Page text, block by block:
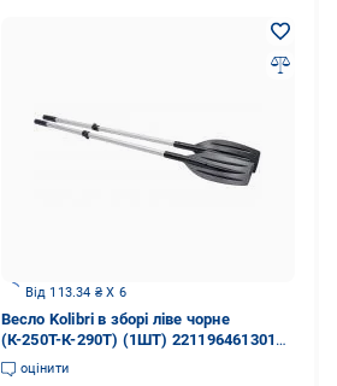
Від 113.34 ₴ X 6
Весло Kolibri в зборі ліве чорне
(К-250Т-К-290Т) (1ШТ) 2211964613016
1500 мм
оцінити